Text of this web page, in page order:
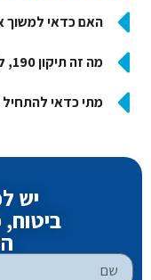
האם כדאי למשוך
מה זה תיקון 190, למי זה מתאים?
מתי כדאי להתחיל
יש
ביטוח,